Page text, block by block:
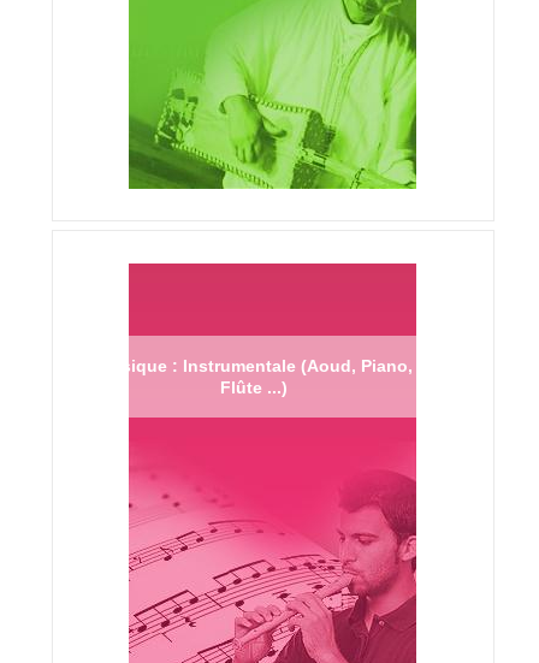
Musique : Instrumentale (Aoud, Piano,
Flûte ...)